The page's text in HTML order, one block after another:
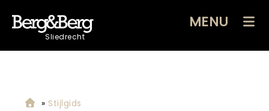
Sliedrecht
MENU
» Stijlgids